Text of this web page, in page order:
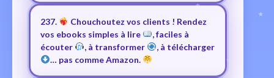
237.
Chouchoutez vos clients ! Rendez
vos ebooks simples à lire
, faciles à
écouter
, à transformer
, à télécharger
… pas comme Amazon.